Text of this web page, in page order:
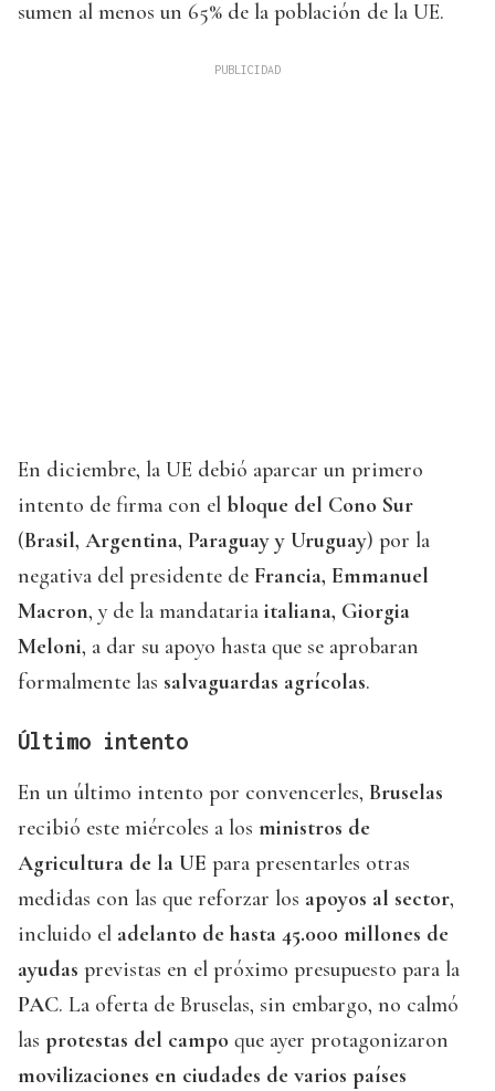
sumen al menos un 65% de la población de la UE.
En diciembre, la UE debió aparcar un primero
intento de firma con el bloque del Cono Sur
(Brasil, Argentina, Paraguay y Uruguay) por la
negativa del presidente de Francia, Emmanuel
Macron, y de la mandataria italiana, Giorgia
Meloni, a dar su apoyo hasta que se aprobaran
formalmente las salvaguardas agrícolas.
Último intento
En un último intento por convencerles, Bruselas
recibió este miércoles a los ministros de
Agricultura de la UE para presentarles otras
medidas con las que reforzar los apoyos al sector,
incluido el adelanto de hasta 45.000 millones de
ayudas previstas en el próximo presupuesto para la
PAC. La oferta de Bruselas, sin embargo, no calmó
las protestas del campo que ayer protagonizaron
movilizaciones en ciudades de varios países